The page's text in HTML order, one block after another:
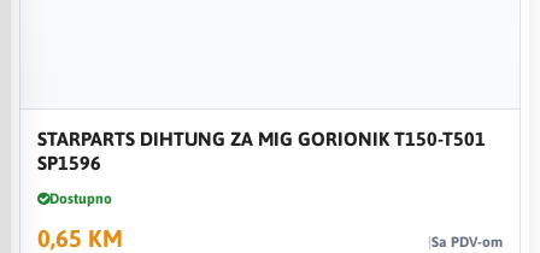
STARPARTS DIHTUNG ZA MIG GORIONIK T150-T501
SP1596
Dostupno
0,65 KM Sa PDV-om